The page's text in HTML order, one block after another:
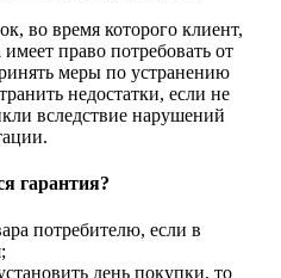
во время которого клиент,
право потребовать от
меры по устранению
недостатки, если не
вследствие нарушений
гарантия?
потребителю, если в
день покупки, то